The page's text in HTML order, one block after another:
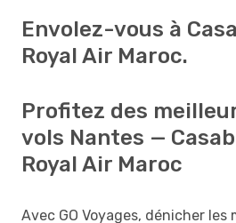
Envolez-vous à
Royal Air Maroc.
Profitez des
vols Nantes —
Royal Air Maroc
Avec GO Voyages, dénicher les